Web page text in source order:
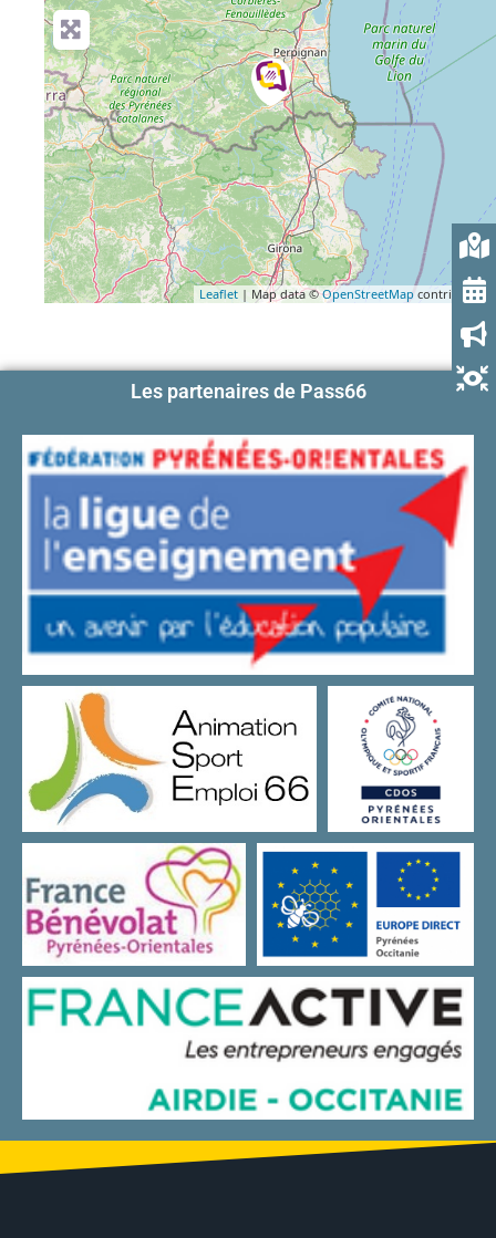
Leaflet | Map data ©OpenStreetMap contributors
Les partenaires de Pass66